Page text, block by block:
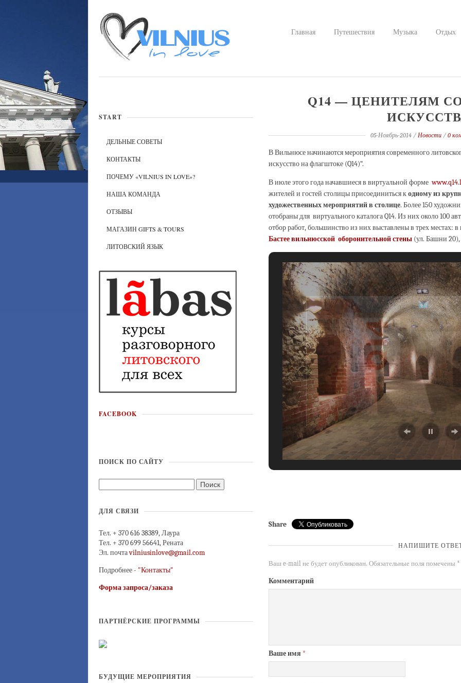
Главная Путешествия Музыка Отдых
Q14 — ЦЕНИТЕЛЯМ
05-Ноябрь-2014/ Новости/ 0
В Вильнюсе начинаются мероприятия современного
искусство на флагштоке (Q14)“.
В июле этого года начавшиеся в виртуальной форме
жителей и гостей столицы присоединиться кодномуиз
художественных мероприятийв столице. Более 150
отобраны для виртуального каталога Q14. Из них около 100
отбор работ, большинство из них выставлены в трех местах:
Бастее вильнюсской оборонительной стены (ул. Башни 20),
Share
НАПИШИТЕ
Ваш e-mail не будет опубликован. Обязательные поля помечены *
Комментарий
Ваше имя *
START
ДЕЛЬНЫЕ СОВЕТЫ
КОНТАКТЫ
ПОЧЕМУ «VILNIUS IN LOVE»?
НАША КОМАНДА
ОТЗЫВЫ
МАГАЗИН GIFTS & TOURS
ЛИТОВСКИЙ ЯЗЫК
FACEBOOK
ПОИСК ПО САЙТУ
ДЛЯ СВЯЗИ
Тел. + 370 616 38389, Лаура
Тел. + 370 699 56641, Рената
Эл. почтаvilniusinlove@gmail.com
Подробнее - "Контакты"
Форма запроса/заказа
ПАРТНЁРСКИЕ ПРОГРАММЫ
БУДУЩИЕ МЕРОПРИЯТИЯ